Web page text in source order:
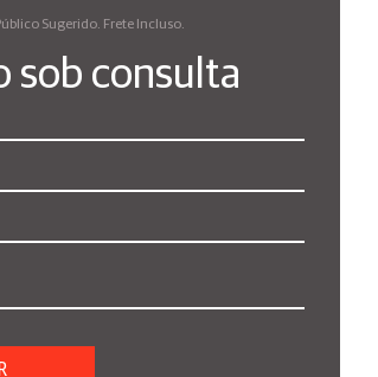
Sugerido. Frete Incluso.
sob consulta